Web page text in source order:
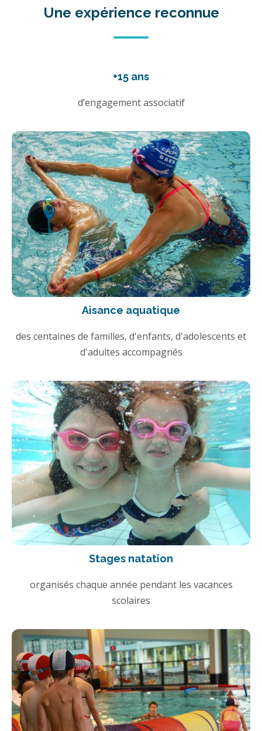
Une expérience reconnue
+15 ans
d’engagement associatif
Aisance aquatique
des centaines de familles, d'enfants, d'adolescents et
d'adultes accompagnés
Stages natation
organisés chaque année pendant les vacances
scolaires